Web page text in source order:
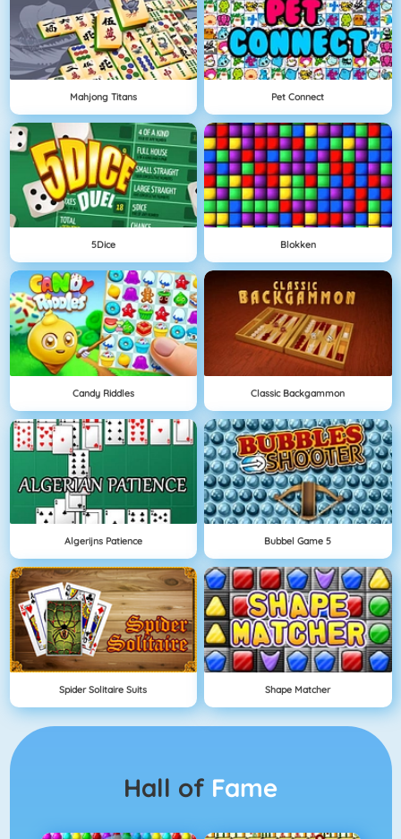
Mahjong Titans Pet Connect
5Dice Blokken
Candy Riddles Classic Backgammon
Algerijns Patience Bubbel Game 5
Spider Solitaire Suits Shape Matcher
Hall of Fame